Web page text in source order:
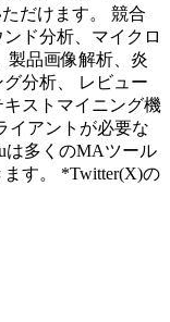
だけます。 競合
ド分析、マイクロ
製品画像解析、炎
分析、 レビュー
ストマイニング機
イアントが必要な
は多くのMAツール
す。 *Twitter(X)の